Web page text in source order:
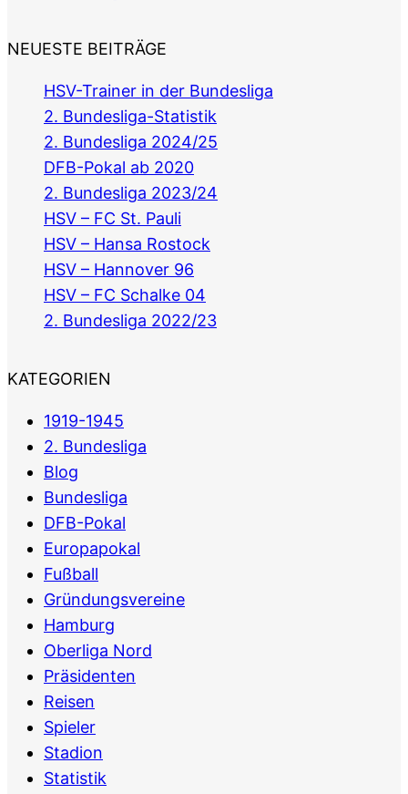
NEUESTE BEITRÄGE
HSV-Trainer in der Bundesliga
2. Bundesliga-Statistik
2. Bundesliga 2024/25
DFB-Pokal ab 2020
2. Bundesliga 2023/24
HSV – FC St. Pauli
HSV – Hansa Rostock
HSV – Hannover 96
HSV – FC Schalke 04
2. Bundesliga 2022/23
KATEGORIEN
1919-1945
2. Bundesliga
Blog
Bundesliga
DFB-Pokal
Europapokal
Fußball
Gründungsvereine
Hamburg
Oberliga Nord
Präsidenten
Reisen
Spieler
Stadion
Statistik